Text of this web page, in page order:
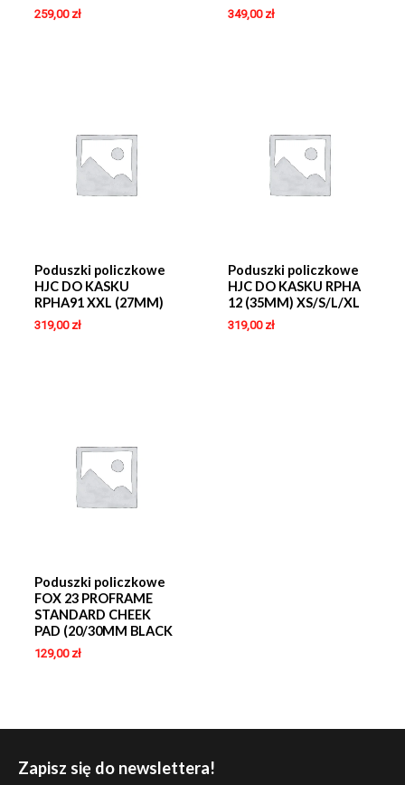
259,00 zł 349,00 zł
Poduszki policzkowe
HJC DO KASKU
RPHA91 XXL (27MM)
319,00 zł
Poduszki policzkowe
HJC DO KASKU RPHA
12 (35MM) XS/S/L/XL
319,00 zł
Poduszki policzkowe
FOX 23 PROFRAME
STANDARD CHEEK
PAD (20/30MM BLACK
129,00 zł
Zapisz się do newslettera!